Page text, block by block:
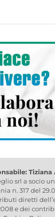
Tiziana
srl a socio
n. 317 del
diretti
e dei